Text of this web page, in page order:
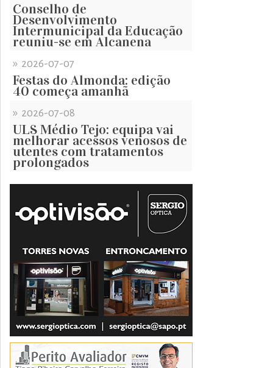
Conselho de
Desenvolvimento
Intermunicipal da Educação
reuniu-se em Alcanena
» 2026-07-07
Festas do Almonda: edição
40 começa amanhã
» 2026-07-08
ULS Médio Tejo: equipa vai
melhorar acessos venosos de
utentes com tratamentos
prolongados